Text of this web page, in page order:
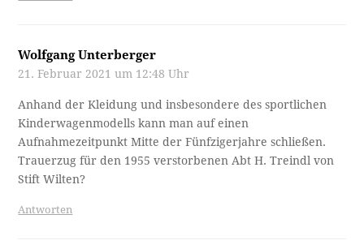
Wolfgang Unterberger
21. Februar 2021 um 12:48 Uhr
Anhand der Kleidung und insbesondere des sportlichen
Kinderwagenmodells kann man auf einen
Aufnahmezeitpunkt Mitte der Fünfzigerjahre schließen.
Trauerzug für den 1955 verstorbenen Abt H. Treindl von
Stift Wilten?
Antworten